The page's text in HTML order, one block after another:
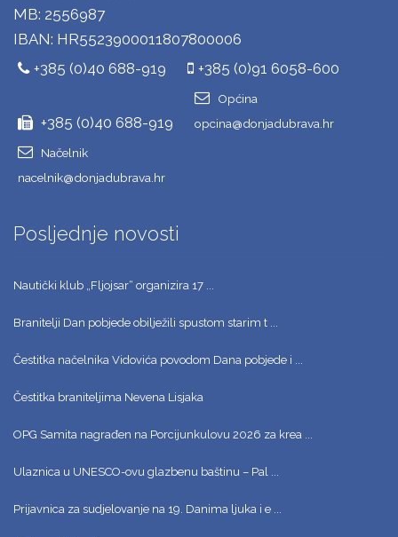
MB: 2556987
IBAN: HR5523900011807800006
+385 (0)40 688-919
+385 (0)91 6058-600
+385 (0)40 688-919
Općina
opcina@donjadubrava.hr
Načelnik
nacelnik@donjadubrava.hr
Posljednje novosti
Nautički klub „Fljojsar“ organizira 17 ...
Branitelji Dan pobjede obilježili spustom starim t ...
Čestitka načelnika Vidovića povodom Dana pobjede i ...
Čestitka braniteljima Nevena Lisjaka
OPG Samita nagrađen na Porcijunkulovu 2026 za krea ...
Ulaznica u UNESCO-ovu glazbenu baštinu – Pal ...
Prijavnica za sudjelovanje na 19. Danima ljuka i e ...